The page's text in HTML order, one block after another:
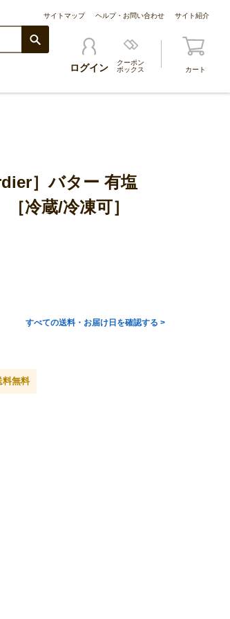
サイトマップ ヘルプ・お問い合わせ サイト紹介
ログイン
クーポン
ボックス
カート
］バター 有塩
冷蔵/冷凍可］
すべての送料・お届け日を確認する >
料無料